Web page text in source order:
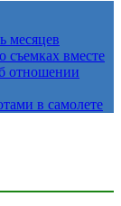
месяцев
съемках вместе
отношении
в самолете